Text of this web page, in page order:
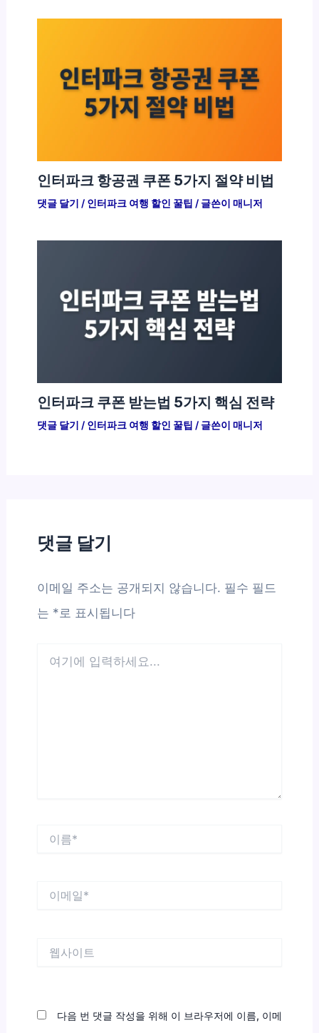
인터파크 항공권 쿠폰 5가지 절약 비법
댓글 달기 / 인터파크 여행 할인 꿀팁 / 글쓴이 매니저
인터파크 쿠폰 받는법 5가지 핵심 전략
댓글 달기 / 인터파크 여행 할인 꿀팁 / 글쓴이 매니저
댓글 달기
이메일 주소는 공개되지 않습니다. 필수 필드
는 * 로 표시됩니다
다음 번 댓글 작성을 위해 이 브라우저에 이름, 이메